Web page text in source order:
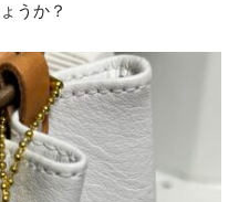
うか？